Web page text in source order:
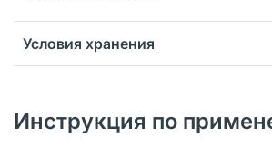
Условия хранения
Инструкция по